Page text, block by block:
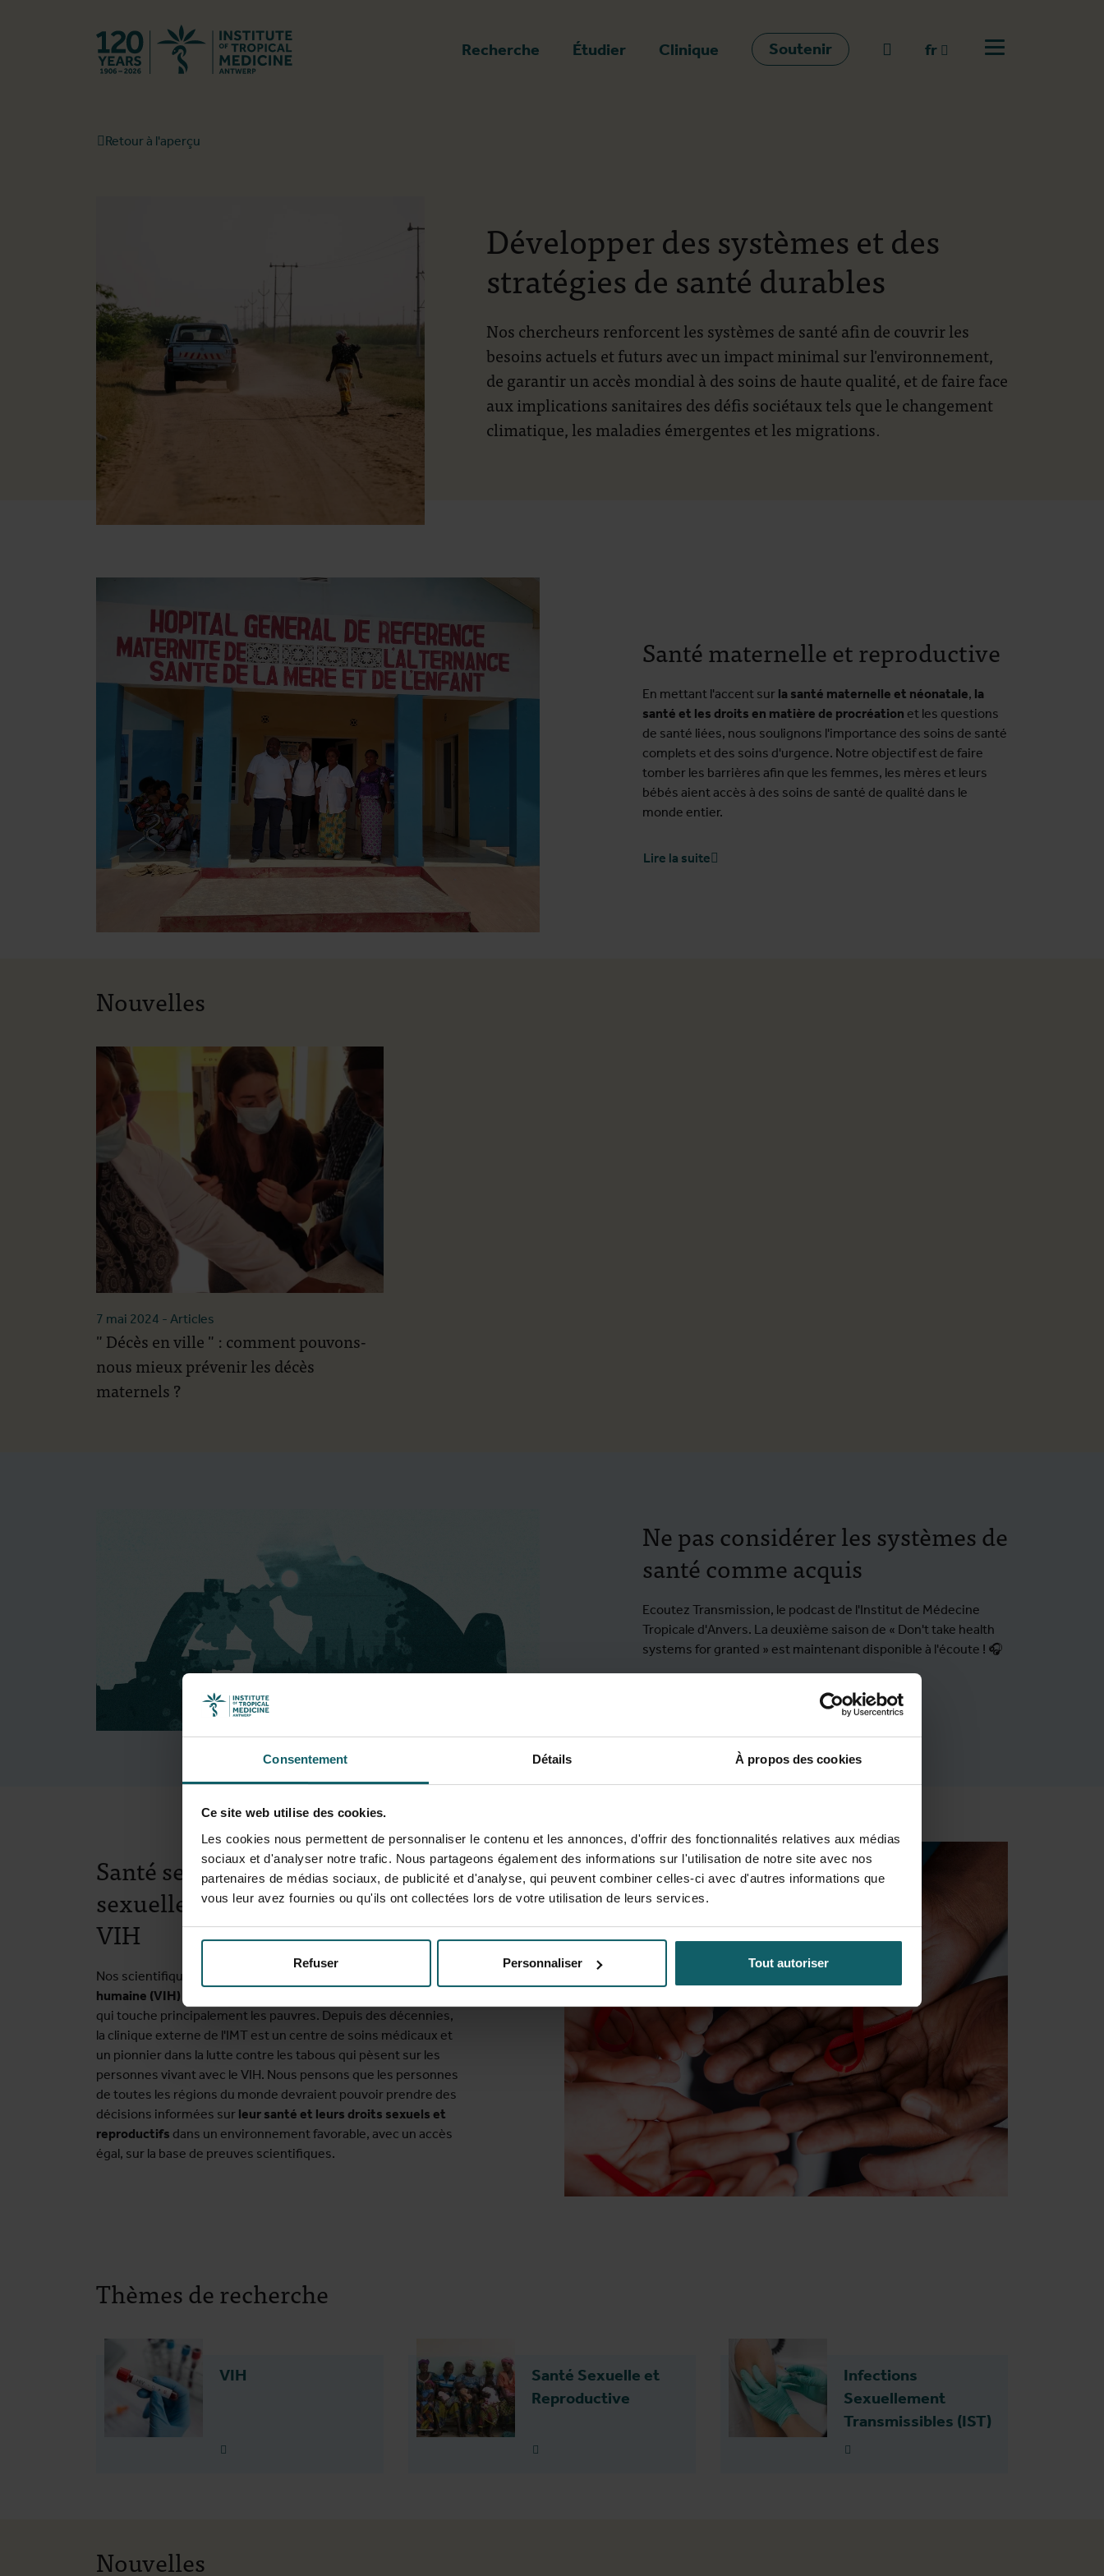
Consentement Détails À propos des cookies
Ce site web utilise des cookies.
Les cookies nous permettent de personnaliser le contenu et les annonces, d'offrir des fonctionnalités relatives aux médias
sociaux et d'analyser notre trafic. Nous partageons également des informations sur l'utilisation de notre site avec nos
partenaires de médias sociaux, de publicité et d'analyse, qui peuvent combiner celles-ci avec d'autres informations que
vous leur avez fournies ou qu'ils ont collectées lors de votre utilisation de leurs services.
Refuser Personnaliser Tout autoriser
Recherche Étudier Clinique Soutenir go to search
fr
Ouvrir le menu
Retour à l'aperçu
Développer des systèmes et des
stratégies de santé durables
Nos chercheurs renforcent les systèmes de santé afin de couvrir les
besoins actuels et futurs avec un impact minimal sur l'environnement,
de garantir un accès mondial à des soins de haute qualité, et de faire face
aux implications sanitaires des défis sociétaux tels que le changement
climatique, les maladies émergentes et les migrations.
Santé maternelle et reproductive
En mettant l'accent sur la santé maternelle et néonatale, la
santé et les droits en matière de procréation et les questions
de santé liées, nous soulignons l'importance des soins de santé
complets et des soins d'urgence. Notre objectif est de faire
tomber les barrières afin que les femmes, les mères et leurs
bébés aient accès à des soins de santé de qualité dans le
monde entier.
Lire la suite
Nouvelles
7 mai 2024 - Articles
" Décès en ville " : comment pouvons-
nous mieux prévenir les décès
maternels ?
Ne pas considérer les systèmes de
santé comme acquis
Ecoutez Transmission, le podcast de l'Institut de Médecine
Tropicale d'Anvers. La deuxième saison de « Don't take health
systems for granted » est maintenant disponible à l'écoute ! 🎧
Santé sexuelle, infections
sexuellement transmissibles et
VIH
Nos scientifiques ont identifié
humaine (VIH)
qui touche principalement les pauvres. Depuis des décennies,
la clinique externe de l'IMT est un centre de soins médicaux et
un pionnier dans la lutte contre les tabous qui pèsent sur les
personnes vivant avec le VIH. Nous pensons que les personnes
de toutes les régions du monde devraient pouvoir prendre des
décisions informées sur leur santé et leurs droits sexuels et
reproductifs dans un environnement favorable, avec un accès
égal, sur la base de preuves scientifiques.
Thèmes de recherche
VIH
Plus d'info
Santé Sexuelle et
Reproductive
Plus d'info
Infections
Sexuellement
Transmissibles (IST)
Plus d'info
Nouvelles